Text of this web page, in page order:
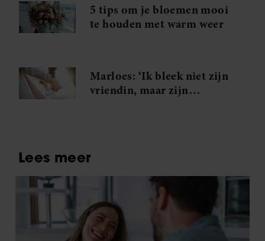
5 tips om je bloemen mooi
te houden met warm weer
Marloes: ‘Ik bleek niet zijn
vriendin, maar zijn